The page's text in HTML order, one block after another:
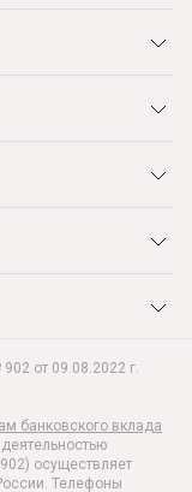
от 09.08.2022 г.
банковского вклада
осуществляет
Телефоны